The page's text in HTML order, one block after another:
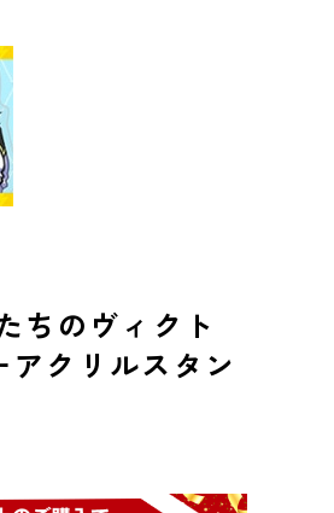
ちのヴィクト
アクリルスタン